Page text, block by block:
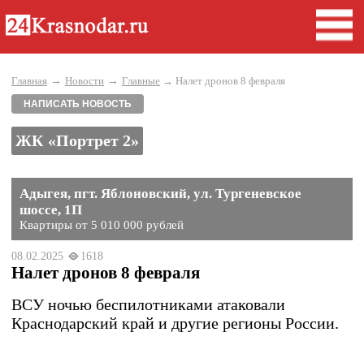
Главная → Новости → Главные → Налет дронов 8 февраля
НАПИСАТЬ НОВОСТЬ
ЖК «Портрет 2»
Адыгея, пгт. Яблоновский, ул. Тургеневское
шоссе, 1П
Квартиры от 5 010 000 рублей
08.02.2025 1618
Налет дронов 8 февраля
ВСУ ночью беспилотниками атаковали
Краснодарский край и другие регионы России.